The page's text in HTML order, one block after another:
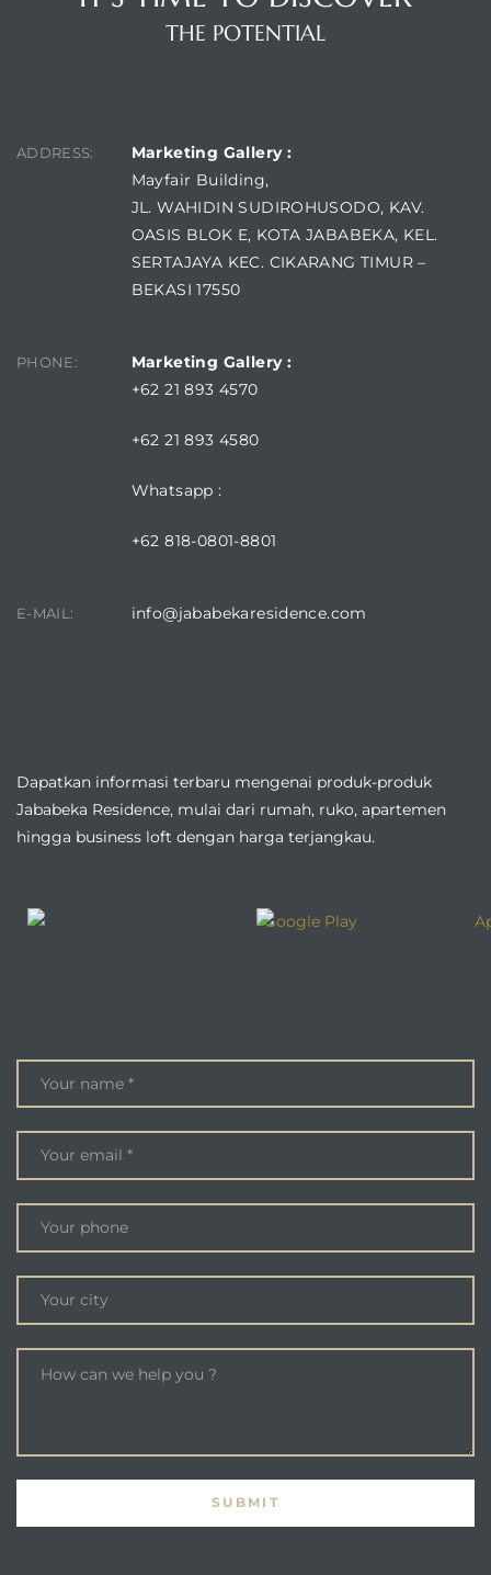
THE POTENTIAL
ADDRESS:
Marketing Gallery :
Mayfair Building,
JL. WAHIDIN SUDIROHUSODO, KAV.
OASIS BLOK E, KOTA JABABEKA, KEL.
SERTAJAYA KEC. CIKARANG TIMUR –
BEKASI 17550
PHONE:
Marketing Gallery :
+62 21 893 4570
+62 21 893 4580
Whatsapp :
+62 818-0801-8801
E-MAIL: info@jababekaresidence.com
Dapatkan informasi terbaru mengenai produk-produk
Jababeka Residence, mulai dari rumah, ruko, apartemen
hingga business loft dengan harga terjangkau.